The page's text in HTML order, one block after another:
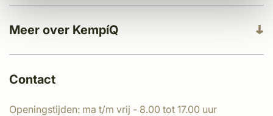
Meer over KempíQ
Contact
Openingstijden: ma t/m vrij - 8.00 tot 17.00 uur